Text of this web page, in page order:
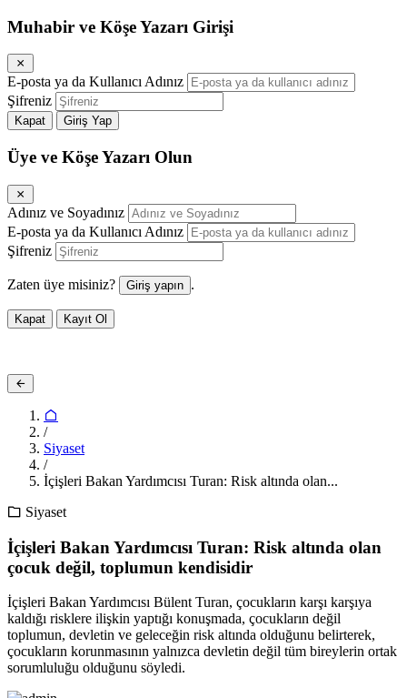
Muhabir ve Köşe Yazarı Girişi
E-posta ya da Kullanıcı Adınız
Şifreniz
Kapat Giriş Yap
Üye ve Köşe Yazarı Olun
Adınız ve Soyadınız
E-posta ya da Kullanıcı Adınız
Şifreniz
Zaten üye misiniz? Giriş yapın .
Kapat Kayıt Ol
/
Siyaset
/
İçişleri Bakan Yardımcısı Turan: Risk altında olan...
Siyaset
İçişleri Bakan Yardımcısı Turan: Risk altında olan
çocuk değil, toplumun kendisidir
İçişleri Bakan Yardımcısı Bülent Turan, çocukların karşı karşıya
kaldığı risklere ilişkin yaptığı konuşmada, çocukların değil
toplumun, devletin ve geleceğin risk altında olduğunu belirterek,
çocukların korunmasının yalnızca devletin değil tüm bireylerin ortak
sorumluluğu olduğunu söyledi.